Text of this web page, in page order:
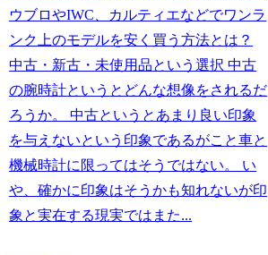
ウブロやIWC、カルティエなどでワンラ
ンク上のモデルを安く買う方法とは？
中古・新古・未使用品という選択 中古
の腕時計というとどんな想像をされるだ
ろうか。 中古というとあまり良い印象
を与えないという印象であるがこと車と
機械時計に限ってはそうではない。 い
や、確かに印象はそうかも知れないが印
象と実在する現実ではまた...